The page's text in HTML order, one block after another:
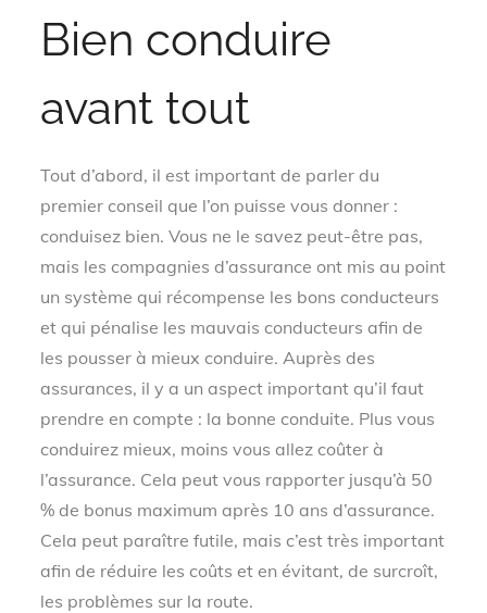
Bien conduire
avant tout
Tout d’abord, il est important de parler du
premier conseil que l’on puisse vous donner :
conduisez bien. Vous ne le savez peut-être pas,
mais les compagnies d’assurance ont mis au point
un système qui récompense les bons conducteurs
et qui pénalise les mauvais conducteurs afin de
les pousser à mieux conduire. Auprès des
assurances, il y a un aspect important qu’il faut
prendre en compte : la bonne conduite. Plus vous
conduirez mieux, moins vous allez coûter à
l’assurance. Cela peut vous rapporter jusqu’à 50
% de bonus maximum après 10 ans d’assurance.
Cela peut paraître futile, mais c’est très important
afin de réduire les coûts et en évitant, de surcroît,
les problèmes sur la route.